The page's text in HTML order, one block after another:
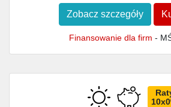
Zobacz szczegóły
Finansowanie dla firm -